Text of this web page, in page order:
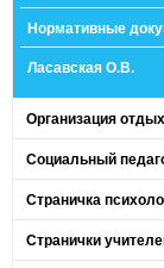
Нормативные
Ласавская О.В.
Организация
Социальный
Страничка
Странички